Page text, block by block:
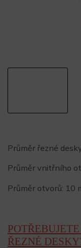
Průměr řezné
Průměr vnitřního
Průměr otvorů: 10
ŘEZNÉ